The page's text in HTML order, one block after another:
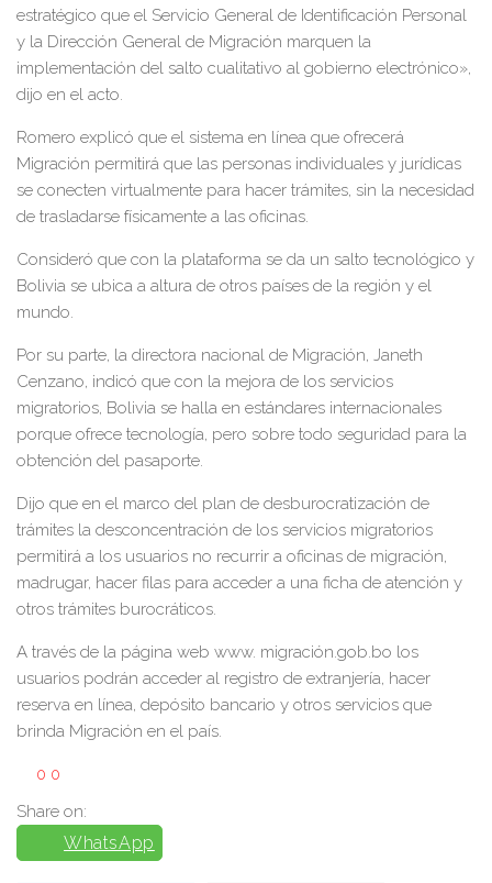
estratégico que el Servicio General de Identificación Personal
y la Dirección General de Migración marquen la
implementación del salto cualitativo al gobierno electrónico»,
dijo en el acto.
Romero explicó que el sistema en línea que ofrecerá
Migración permitirá que las personas individuales y jurídicas
se conecten virtualmente para hacer trámites, sin la necesidad
de trasladarse físicamente a las oficinas.
Consideró que con la plataforma se da un salto tecnológico y
Bolivia se ubica a altura de otros países de la región y el
mundo.
Por su parte, la directora nacional de Migración, Janeth
Cenzano, indicó que con la mejora de los servicios
migratorios, Bolivia se halla en estándares internacionales
porque ofrece tecnología, pero sobre todo seguridad para la
obtención del pasaporte.
Dijo que en el marco del plan de desburocratización de
trámites la desconcentración de los servicios migratorios
permitirá a los usuarios no recurrir a oficinas de migración,
madrugar, hacer filas para acceder a una ficha de atención y
otros trámites burocráticos.
A través de la página web www. migración.gob.bo los
usuarios podrán acceder al registro de extranjería, hacer
reserva en línea, depósito bancario y otros servicios que
brinda Migración en el país.
0 0
Share on:
WhatsApp